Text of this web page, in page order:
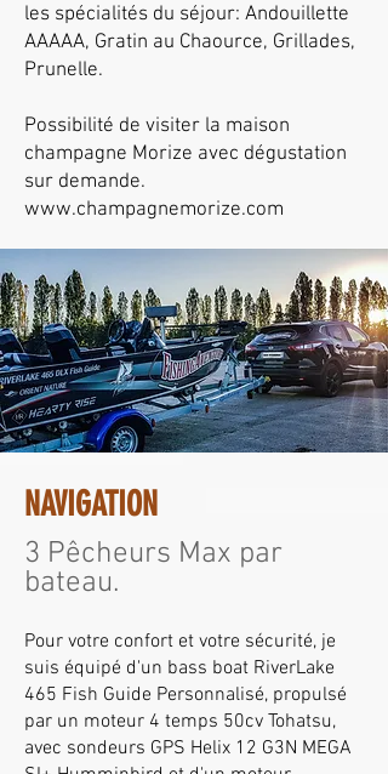
les spécialités du séjour: Andouillette
AAAAA, Gratin au Chaource, Grillades,
Prunelle.
Possibilité de visiter la maison
champagne Morize avec dégustation
sur demande.
www.champagnemorize.com
NAVIGATION
3 Pêcheurs Max par
bateau.
Pour votre confort et votre sécurité, je
suis équipé d'un bass boat RiverLake
465 Fish Guide Personnalisé, propulsé
par un moteur 4 temps 50cv Tohatsu,
avec sondeurs GPS Helix 12 G3N MEGA